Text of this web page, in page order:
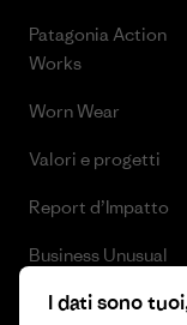
Patagonia Action
Works
Worn Wear
Valori e progetti
Report d’Impatto
Business Unusual
Obiettivi climatici
I dati sono